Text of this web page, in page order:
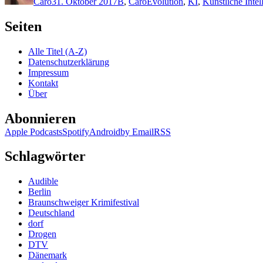
Seiten
Alle Titel (A-Z)
Datenschutzerklärung
Impressum
Kontakt
Über
Abonnieren
Apple PodcastsSpotifyAndroidby EmailRSS
Schlagwörter
Audible
Berlin
Braunschweiger Krimifestival
Deutschland
dorf
Drogen
DTV
Dänemark